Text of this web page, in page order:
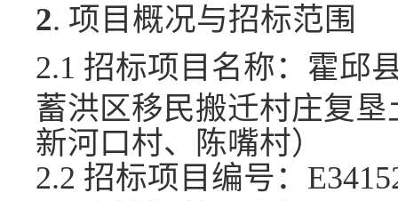
2. 项目概况与招标范围
2.1 招标项目名称： 霍邱
蓄洪区移民搬迁村庄复
新河口村、陈嘴村）
2.2 招标项目编号：